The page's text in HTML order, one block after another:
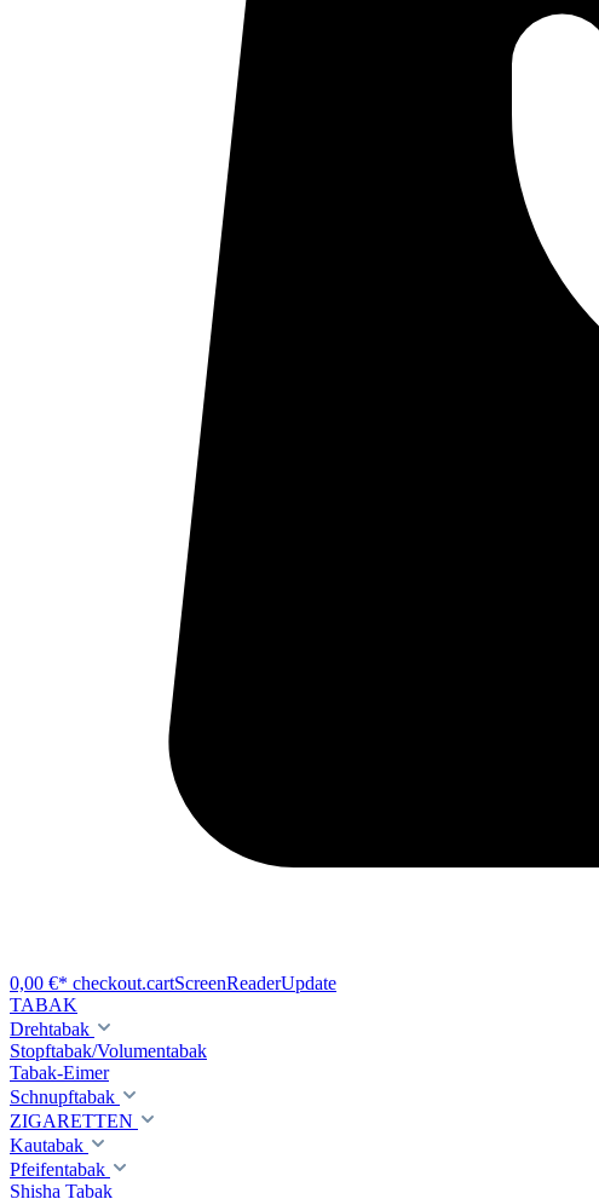
0,00 €* checkout.cartScreenReaderUpdate
TABAK
Drehtabak
Stopftabak/Volumentabak
Tabak-Eimer
Schnupftabak
ZIGARETTEN
Kautabak
Pfeifentabak
Shisha Tabak